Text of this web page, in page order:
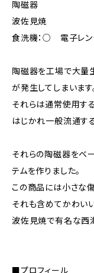
陶磁器
波佐見焼
食洗機：○ 電子レン
陶磁器を工場で大量
が発生してしまいます
それらは通常使用す
はじかれ一般流通す
それらの陶磁器をベ
テムを作りました。
この商品には小さな
それも含めてかわい
波佐見焼で有名な西
■プロフィール